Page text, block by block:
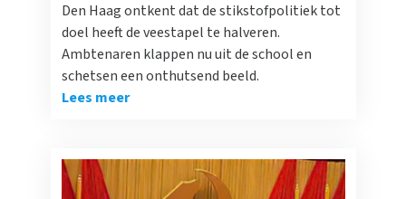
Den Haag ontkent dat de stikstofpolitiek tot
doel heeft de veestapel te halveren.
Ambtenaren klappen nu uit de school en
schetsen een onthutsend beeld.
Lees meer